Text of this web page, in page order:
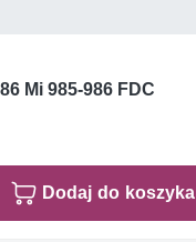
Mi 985-986 FDC
Dodaj do koszyka